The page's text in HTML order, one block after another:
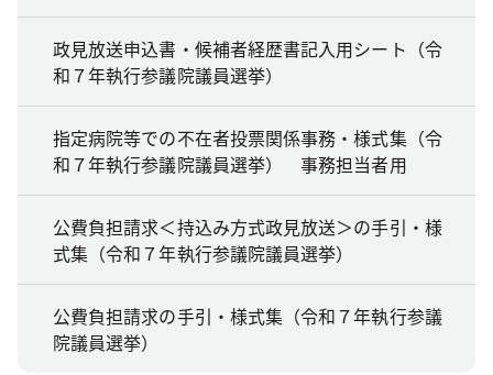
政見放送申込書・候補者経歴書記入用シート（令
和７年執行参議院議員選挙）
指定病院等での不在者投票関係事務・様式集（令
和７年執行参議院議員選挙） 事務担当者用
公費負担請求＜持込み方式政見放送＞の手引・様
式集（令和７年執行参議院議員選挙）
公費負担請求の手引・様式集（令和７年執行参議
院議員選挙）